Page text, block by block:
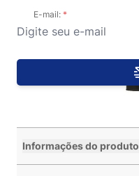
E-mail:
Informações do produto